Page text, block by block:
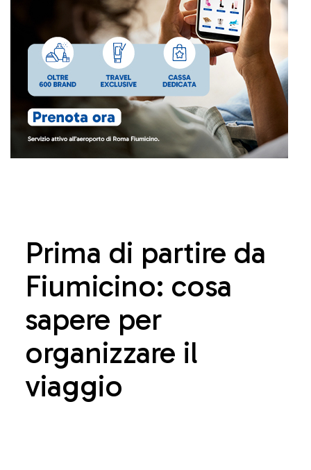
Prima di partire da
Fiumicino: cosa
sapere per
organizzare il
viaggio